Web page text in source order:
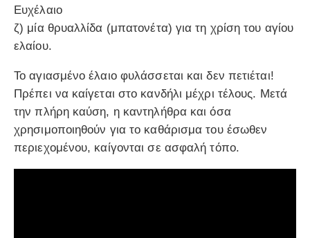
Ευχέλαιο
ζ) μία θρυαλλίδα (μπατονέτα) για τη χρίση του αγίου
ελαίου.
Το αγιασμένο έλαιο φυλάσσεται και δεν πετιέται!
Πρέπει να καίγεται στο κανδήλι μέχρι τέλους. Μετά
την πλήρη καύση, η καντηλήθρα και όσα
χρησιμοποιηθούν για το καθάρισμα του έσωθεν
περιεχομένου, καίγονται σε ασφαλή τόπο.